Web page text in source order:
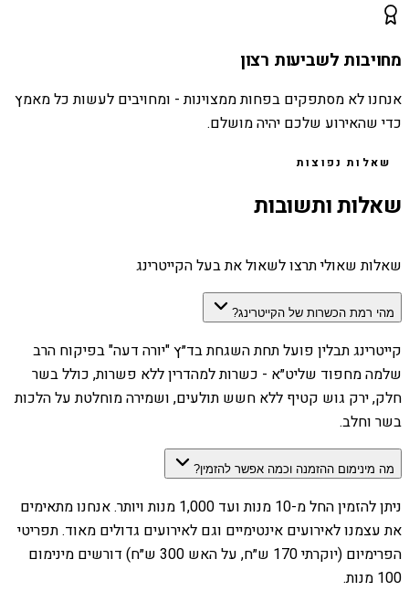
מחויבות לשביעות רצון
אנחנו לא מסתפקים בפחות ממצוינות - ומחויבים לעשות כל מאמץ
כדי שהאירוע שלכם יהיה מושלם.
שאלות נפוצות
שאלות ותשובות
שאלות שאולי תרצו לשאול את בעל הקייטרינג
מהי רמת הכשרות של הקייטרינג?
קייטרינג תבלין פועל תחת השגחת בד״ץ "יורה דעה" בפיקוח הרב
שלמה מחפוד שליט״א - כשרות למהדרין ללא פשרות, כולל בשר
חלק, ירק גוש קטיף ללא חשש תולעים, ושמירה מוחלטת על הלכות
בשר וחלב.
מה מינימום ההזמנה וכמה אפשר להזמין?
ניתן להזמין החל מ-10 מנות ועד 1,000 מנות ויותר. אנחנו מתאימים
את עצמנו לאירועים אינטימיים וגם לאירועים גדולים מאוד. תפריטי
הפרימיום (יוקרתי 170 ש״ח, על האש 300 ש״ח) דורשים מינימום
100 מנות.